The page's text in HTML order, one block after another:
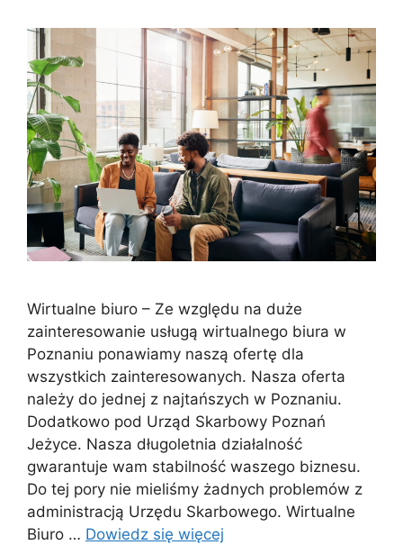
Wirtualne biuro – Ze względu na duże
zainteresowanie usługą wirtualnego biura w
Poznaniu ponawiamy naszą ofertę dla
wszystkich zainteresowanych. Nasza oferta
należy do jednej z najtańszych w Poznaniu.
Dodatkowo pod Urząd Skarbowy Poznań
Jeżyce. Nasza długoletnia działalność
gwarantuje wam stabilność waszego biznesu.
Do tej pory nie mieliśmy żadnych problemów z
administracją Urzędu Skarbowego. Wirtualne
Biuro … Dowiedz się więcej